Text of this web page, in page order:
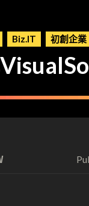
Biz.IT 初創企業